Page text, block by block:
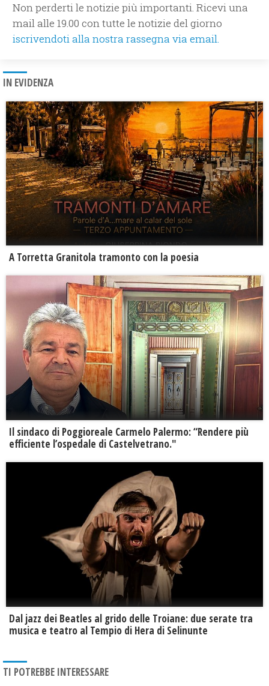
Non perderti le notizie più importanti. Ricevi una
mail alle 19.00 con tutte le notizie del giorno
iscrivendoti alla nostra rassegna via email.
IN EVIDENZA
​A Torretta Granitola tramonto con la poesia
Il sindaco di Poggioreale Carmelo Palermo: “Rendere più
efficiente l’ospedale di Castelvetrano."
Dal jazz dei Beatles al grido delle Troiane: due serate tra
musica e teatro al Tempio di Hera di Selinunte
TI POTREBBE INTERESSARE